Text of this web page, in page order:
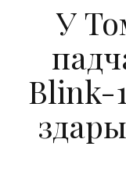
У
Blink-